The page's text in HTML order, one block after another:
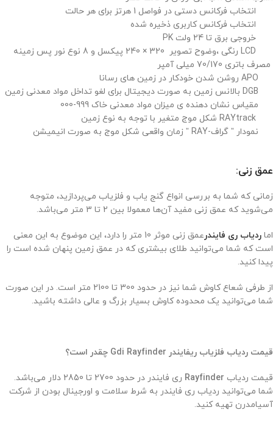
انتخاب فرکانس دستی در فواصل 1 هرتز برای هر حالت
انتخاب فرکانس کاربری ذخیره شده
خروجی برق تا 24 ولت PK
مصرف باتری 70/170 میلی آمپر
مقیاس نشان دهنده ی میزان مواد معدنی خاک 999-000
نمودار ” گراف-RAY ” زمان واقعی شکل موج به صورت انیمیشن
عمق زنی:
زمانی که شما به بررسی انواع گنج یاب و فلزیاب می‌پردازید، متوجه
می‌شوید که عمق زنی مفید آن‌ها معمولا بین 2 تا 3 متر می‌باشد.
اما ردیاب ری فایندر
عمق زنی موثر 10 متر را دارد، این موضوع به این معنی
است که شما می‌توانید طلای بیشتری که در عمق زمین پنهان شده است را
پیدا کنید.
از طرفی شعاع کاوش شما نیز در حدود 300 تا 2100 متر است. در این صورت
شما می‌توانید یک محدوده کاوش بسیار بزرگ و عالی داشته باشید.
قیمت ردیاب فلزیاب ریفایندر Gdi Rayfinder چقدر است؟
قیمت ردیاب Rayfinder
ری فایندر در حدود 2700 تا 2850 دلار می‌باشد.
شما می‌توانید ردیاب ری فایندر به شرط سلامت و اورجینال بودن از شرکت
آسیامدرن تهیه کنید.